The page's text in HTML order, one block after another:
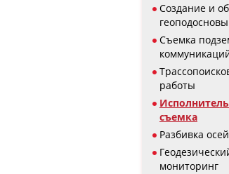
Создание и
Съемка
работы
съемка
Разбивка
мониторинг